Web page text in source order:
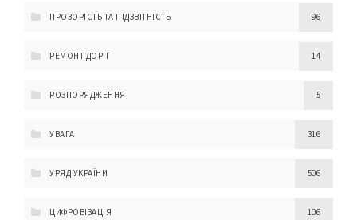
ПРОЗОРІСТЬ ТА ПІДЗВІТНІСТЬ 96
РЕМОНТ ДОРІГ 14
РОЗПОРЯДЖЕННЯ 5
УВАГА! 316
УРЯД УКРАЇНИ 506
ЦИФРОВІЗАЦІЯ 106